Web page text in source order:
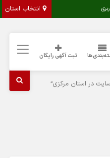
انتخاب استان
ثبت آگهی رایگان
در استان مرکزی”